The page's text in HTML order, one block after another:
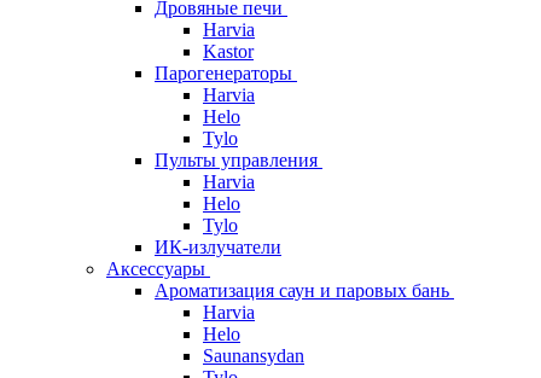
Дровяные печи
Harvia
Kastor
Парогенераторы
Harvia
Helo
Tylo
Пульты управления
Harvia
Helo
Tylo
ИК-излучатели
Аксессуары
Ароматизация саун и паровых бань
Harvia
Helo
Saunansydan